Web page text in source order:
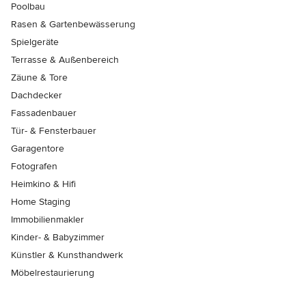
Poolbau
Rasen & Gartenbewässerung
Spielgeräte
Terrasse & Außenbereich
Zäune & Tore
Dachdecker
Fassadenbauer
Tür- & Fensterbauer
Garagentore
Fotografen
Heimkino & Hifi
Home Staging
Immobilienmakler
Kinder- & Babyzimmer
Künstler & Kunsthandwerk
Möbelrestaurierung